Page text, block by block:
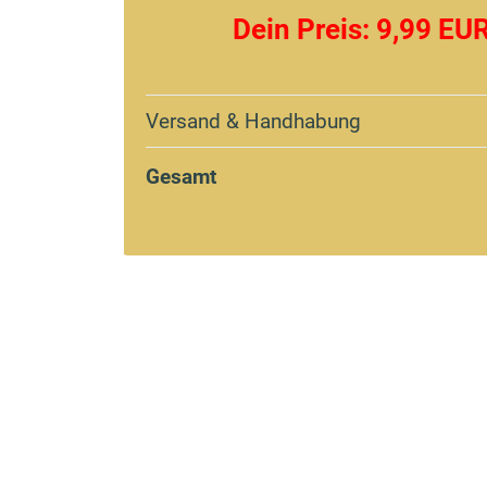
Dein Preis: 9,99
Versand & Handhabung
Gesamt